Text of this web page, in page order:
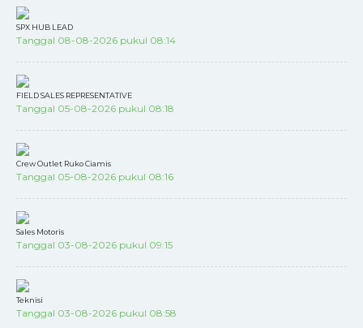
SPX HUB LEAD
Tanggal 08-08-2026 pukul 08:14
FIELD SALES REPRESENTATIVE
Tanggal 05-08-2026 pukul 08:18
Crew Outlet Ruko Ciamis
Tanggal 05-08-2026 pukul 08:16
Sales Motoris
Tanggal 03-08-2026 pukul 09:15
Teknisi
Tanggal 03-08-2026 pukul 08:58